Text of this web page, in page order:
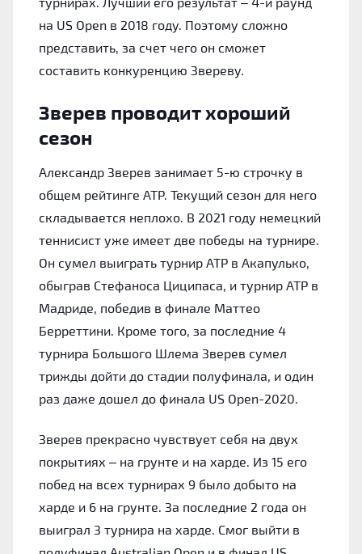
на US Open в 2018 году. Поэтому сложно
представить, за счет чего он сможет
составить конкуренцию Звереву.
Зверев проводит хороший
сезон
Александр Зверев занимает 5-ю строчку в
общем рейтинге ATP. Текущий сезон для него
складывается неплохо. В 2021 году немецкий
теннисист уже имеет две победы на турнире.
Он сумел выиграть турнир ATP в Акапулько,
обыграв Стефаноса Циципаса, и турнир ATP в
Мадриде, победив в финале Маттео
Берреттини. Кроме того, за последние 4
турнира Большого Шлема Зверев сумел
трижды дойти до стадии полуфинала, и один
раз даже дошел до финала US Open-2020.
Зверев прекрасно чувствует себя на двух
покрытиях – на грунте и на харде. Из 15 его
побед на всех турнирах 9 было добыто на
харде и 6 на грунте. За последние 2 года он
выиграл 3 турнира на харде. Смог выйти в